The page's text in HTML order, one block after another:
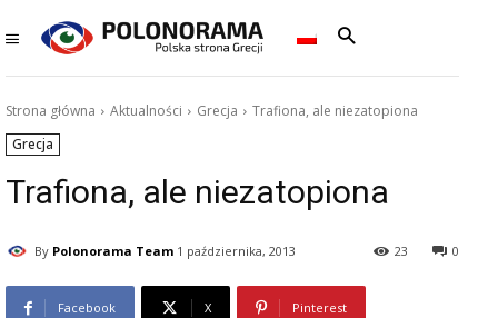
Strona główna Aktualności Grecja
Trafiona, ale niezatopiona
Grecja
Trafiona, ale niezatopiona
By Polonorama Team 1 października, 2013 0
23
Facebook X Pinterest